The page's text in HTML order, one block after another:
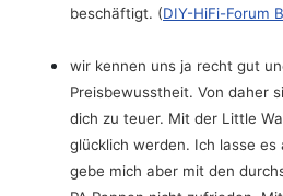
beschäftigt. (DIY-HiFi-Forum
wir kennen uns ja recht gut
Preisbewusstheit. Von daher
dich zu teuer. Mit der Little
glücklich werden. Ich lasse es
gebe mich aber mit den